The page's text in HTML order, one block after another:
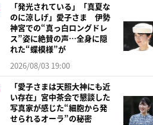
「発光されている」「真夏な
のに涼しげ」愛子さま 伊勢
神宮での“真っ白ロングドレ
ス”姿に絶賛の声…全身に隠
れた“蝶模様”が
2026/08/03 19:00
「愛子さまは天照大神にも近
い存在」宮中茶会で懇談した
写真家が感じた“細胞から発
せられるオーラ”の秘密